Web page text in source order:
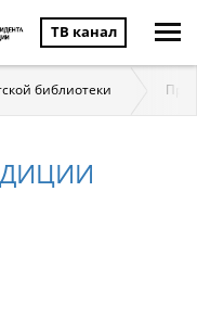
ТВ канал
библиотеки